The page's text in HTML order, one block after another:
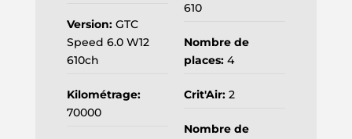
Version:GTC
Speed 6.0 W12
610ch
Kilométrage:
70000
610
Nombre de
places: 4
Crit'Air: 2
Nombre de